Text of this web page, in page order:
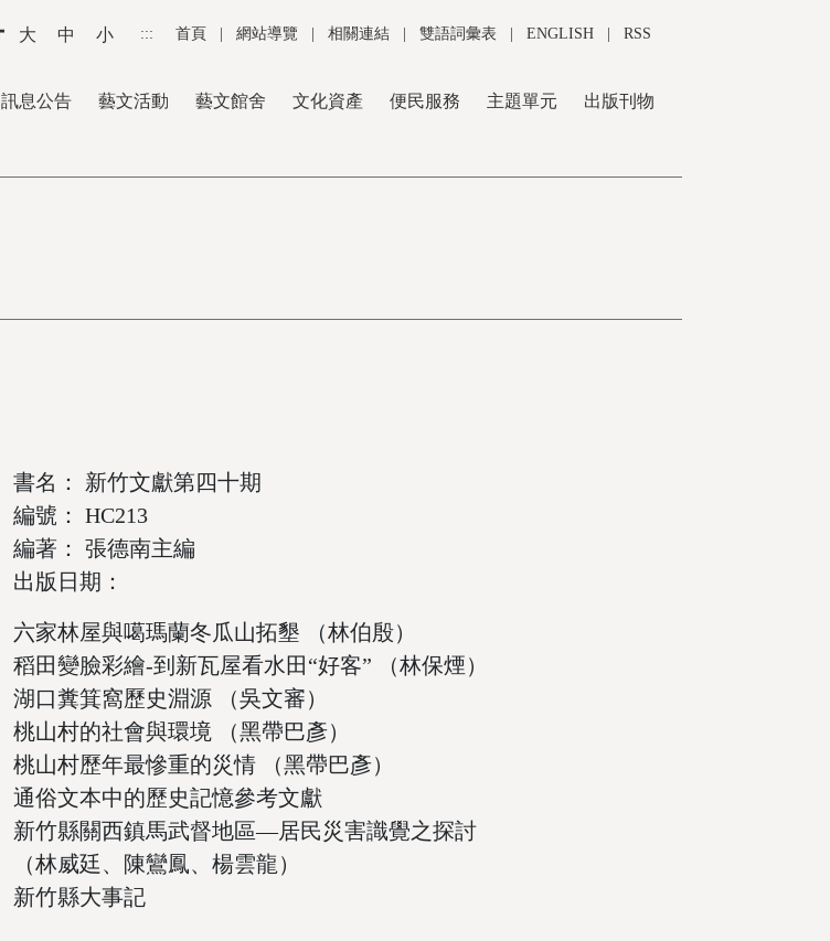
大 中 小 ::: 首頁 網站導覽 相關連結 雙語詞彙表 ENGLISH RSS
訊息公告 藝文活動 藝文館舍 文化資產 便民服務 主題單元 出版刊物
書名： 新竹文獻第四十期
編號： HC213
編著： 張德南主編
出版日期：
六家林屋與噶瑪蘭冬瓜山拓墾 （林伯殷）
稻田變臉彩繪-到新瓦屋看水田“好客” （林保煙）
湖口糞箕窩歷史淵源 （吳文審）
桃山村的社會與環境 （黑帶巴彥）
桃山村歷年最慘重的災情 （黑帶巴彥）
通俗文本中的歷史記憶參考文獻
新竹縣關西鎮馬武督地區—居民災害識覺之探討
（林威廷、陳鸞鳳、楊雲龍）
新竹縣大事記